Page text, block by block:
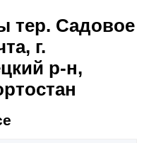
тер. Садовое
г.
р-н,